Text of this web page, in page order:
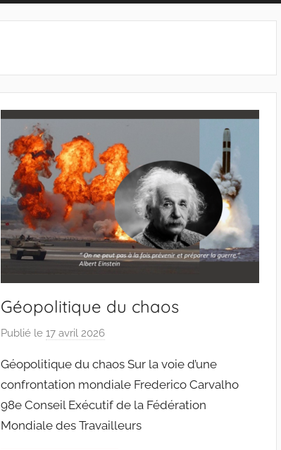
Géopolitique du chaos
Publié le17 avril 2026
r
J
o
a
Géopolitique du chaos Sur la voie d’une
confrontation mondiale Frederico Carvalho
98e Conseil Exécutif de la Fédération
Mondiale des Travailleurs